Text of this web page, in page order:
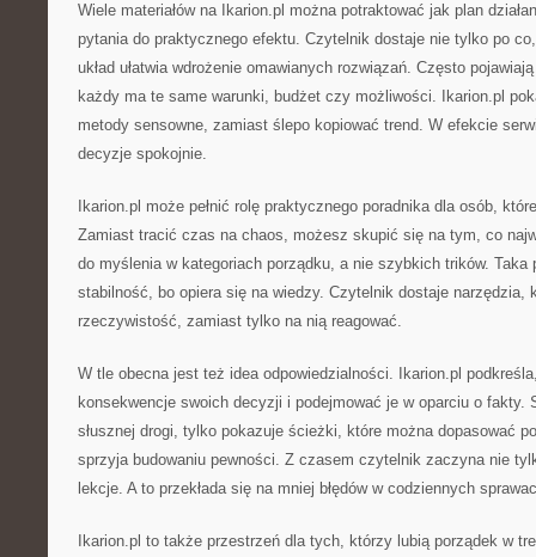
Wiele materiałów na Ikarion.pl można potraktować jak plan
pytania do praktycznego efektu. Czytelnik dostaje nie tylko po
układ ułatwia wdrożenie omawianych rozwiązań. Często
każdy ma te same warunki, budżet czy możliwości. Ikarion.pl
metody sensowne, zamiast ślepo kopiować trend. W efekcie
decyzje spokojnie.
Ikarion.pl może pełnić rolę praktycznego poradnika dla osób,
Zamiast tracić czas na chaos, możesz skupić się na tym, co
do myślenia w kategoriach porządku, a nie szybkich trików. Taka
stabilność, bo opiera się na wiedzy. Czytelnik dostaje narzędzia,
rzeczywistość, zamiast tylko na nią reagować.
W tle obecna jest też idea odpowiedzialności. Ikarion.pl
konsekwencje swoich decyzji i podejmować je w oparciu o fakty.
słusznej drogi, tylko pokazuje ścieżki, które można dopasować
sprzyja budowaniu pewności. Z czasem czytelnik zaczyna nie
lekcje. A to przekłada się na mniej błędów w codziennych
Ikarion.pl to także przestrzeń dla tych, którzy lubią porządek w